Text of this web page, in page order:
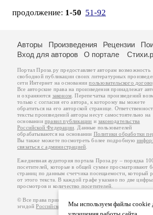
продолжение: 1-50 51-92
Мы используем файлы cookie
Авторы Произведения Рецензии
Вход для авторов
О портале
Портал Проза.ру предоставляет авторам возможность
свободной публикации своих литературных
сети Интернет на основаниипользовательского
Все авторские права на произведения принадлежат
и охраняются законом . Перепечатка произведений
только с согласия его автора, к которому вы можете
обратиться на его авторской странице.
тексты произведений авторы несут самостоятельно на
основанииправил публикации изаконодательства
Российской Федерации . Данные пользователей
обрабатываются на основании Политики обработки
Вы также можете посмотреть более подробную
связаться с администрацией
Ежедневная аудитория портала Проза.ру – порядка
посетителей, которые в общей сумме просматривают
страниц по данным счетчика посещаемости, который
от этого текста. В каждой графе указано по две
просмотров и количество посетителей.
© Все права принадлежат авторам, 2000-2026.
эгидойРоссийского союза писателей.18+